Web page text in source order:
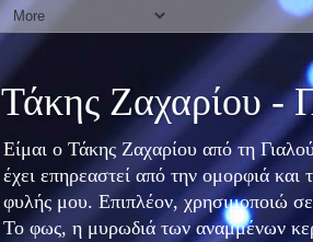
Τάκης Ζαχαρίου -
Είμαι ο Τάκης Ζαχαρίου από τη
έχει επηρεαστεί από την ομορφιά
φυλής μου. Επιπλέον, χρησιμοποιώ σε
Το φως, η μυρωδιά των αναμμένων